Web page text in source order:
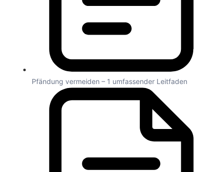
Pfändung vermeiden – 1 umfassender Leitfaden